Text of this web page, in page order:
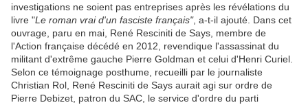
investigations ne soient pas entreprises après les révélations du
livre "Le roman vrai d'un fasciste français", a-t-il ajouté. Dans cet
ouvrage, paru en mai, René Resciniti de Says, membre de
l'Action française décédé en 2012, revendique l'assassinat du
militant d'extrême gauche Pierre Goldman et celui d'Henri Curiel.
Selon ce témoignage posthume, recueilli par le journaliste
Christian Rol, René Resciniti de Says aurait agi sur ordre de
Pierre Debizet, patron du SAC, le service d'ordre du parti